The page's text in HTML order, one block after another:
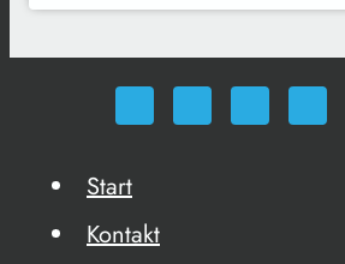
Start
Kontakt